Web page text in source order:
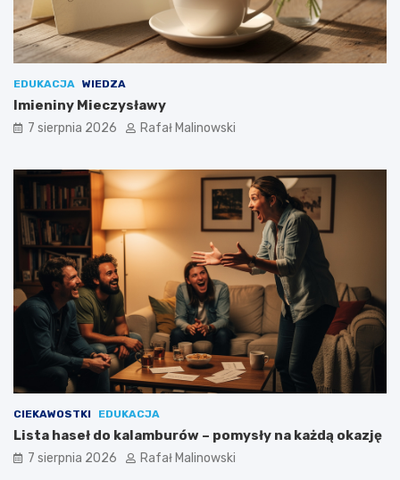
EDUKACJA WIEDZA
Imieniny Mieczysławy
7 sierpnia 2026 Rafał Malinowski
CIEKAWOSTKI EDUKACJA
Lista haseł do kalamburów – pomysły na każdą okazję
7 sierpnia 2026 Rafał Malinowski